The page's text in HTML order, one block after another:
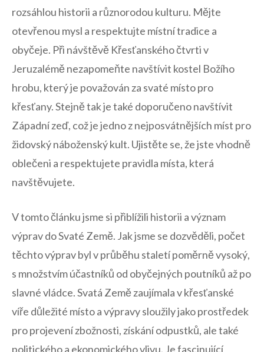
rozsáhlou historii a různorodou kulturu. Mějte
otevřenou mysl ⁣a respektujte místní tradice a
obyčeje. Při návštěvě Křesťanského čtvrti v⁤
Jeruzalémě ​nezapomeňte​ navštívit kostel Božího
hrobu, který je považován za ⁢svaté místo pro
křesťany. Stejně tak je také doporučeno navštívit
Západní zeď, což je jedno z nejposvátnějších míst⁢ pro
židovský náboženský kult. Ujistěte ‍se,‌ že jste vhodně
oblečeni⁤ a respektujete ⁣pravidla místa, která
navštěvujete.
V ⁢tomto článku jsme si⁤ přiblížili historii​ a význam
výprav do Svaté ‌Země. Jak jsme se dozvěděli, počet
těchto výprav‌ byl⁤ v průběhu staletí poměrně vysoký,
⁤s množstvím účastníků od obyčejných poutníků až po
slavné vládce. Svatá Země zaujímala v křesťanské
víře důležité místo a výpravy sloužily jako prostředek
pro projevení zbožnosti,​ získání odpustků, ⁢ale také
‍politického a ⁤ekonomického vlivu.⁢ Je fascinující⁣